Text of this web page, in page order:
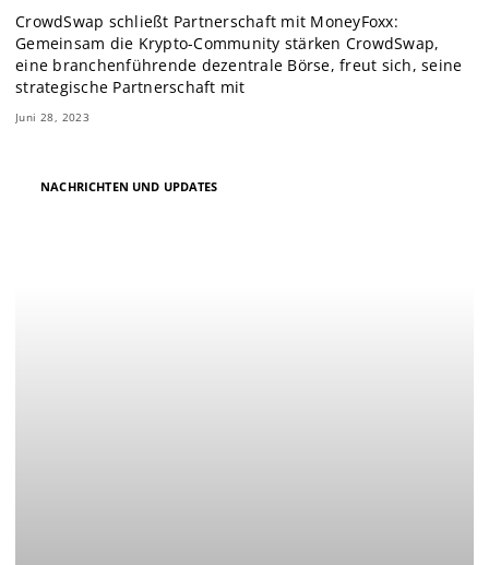
CrowdSwap schließt Partnerschaft mit MoneyFoxx:
Gemeinsam die Krypto-Community stärken CrowdSwap,
eine branchenführende dezentrale Börse, freut sich, seine
strategische Partnerschaft mit
Juni 28, 2023
NACHRICHTEN UND UPDATES